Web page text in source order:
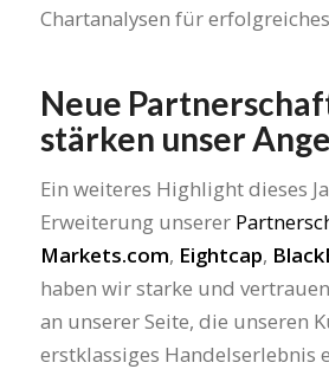
Chartanalysen für
Neue
stärken unser
Ein weiteres Highlight dieses
Erweiterung unserer
Markets.com, Eightcap,
haben wir starke und
an unserer Seite, die unseren
erstklassiges Handelserlebnis